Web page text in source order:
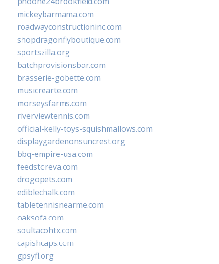
mickeybarmama.com
roadwayconstructioninc.com
shopdragonflyboutique.com
sportszilla.org
batchprovisionsbar.com
brasserie-gobette.com
musicrearte.com
morseysfarms.com
riverviewtennis.com
official-kelly-toys-squishmallows.com
displaygardenonsuncrest.org
bbq-empire-usa.com
feedstoreva.com
drogopets.com
ediblechalk.com
tabletennisnearme.com
oaksofa.com
soultacohtx.com
capishcaps.com
gpsyfl.org